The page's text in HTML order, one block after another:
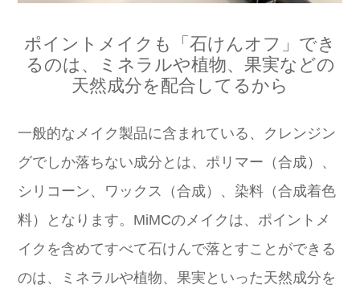
ポイントメイクも「石けんオフ」でき
るのは、ミネラルや植物、果実などの
天然成分を配合してるから
一般的なメイク製品に含まれている、クレンジン
グでしか落ちない成分とは、ポリマー（合成）、
シリコーン、ワックス（合成）、染料（合成着色
料）となります。MiMCのメイクは、ポイントメ
イクを含めてすべて石けんで落とすことができる
のは、ミネラルや植物、果実といった天然成分を